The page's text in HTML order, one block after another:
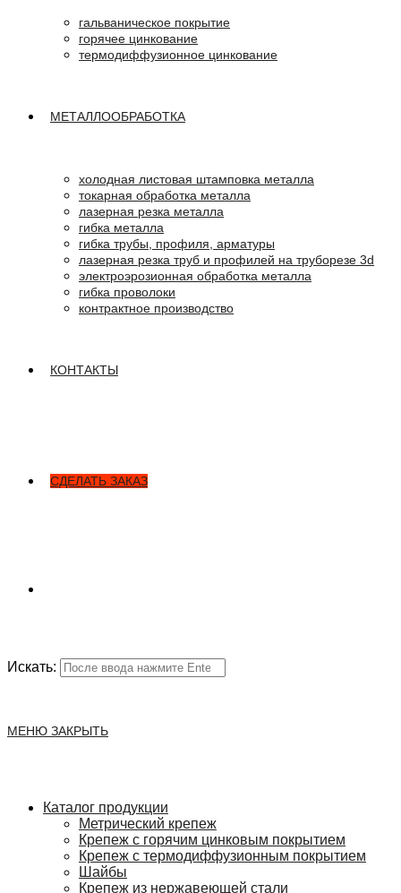
гальваническое покрытие
горячее цинкование
термодиффузионное цинкование
МЕТАЛЛООБРАБОТКА
холодная листовая штамповка металла
токарная обработка металла
лазерная резка металла
гибка металла
гибка трубы, профиля, арматуры
лазерная резка труб и профилей на труборезе 3d
электроэрозионная обработка металла
гибка проволоки
контрактное производство
КОНТАКТЫ
СДЕЛАТЬ ЗАКАЗ
Искать:
МЕНЮ ЗАКРЫТЬ
Каталог продукции
Метрический крепеж
Крепеж с горячим цинковым покрытием
Крепеж с термодиффузионным покрытием
Шайбы
Крепеж из нержавеющей стали